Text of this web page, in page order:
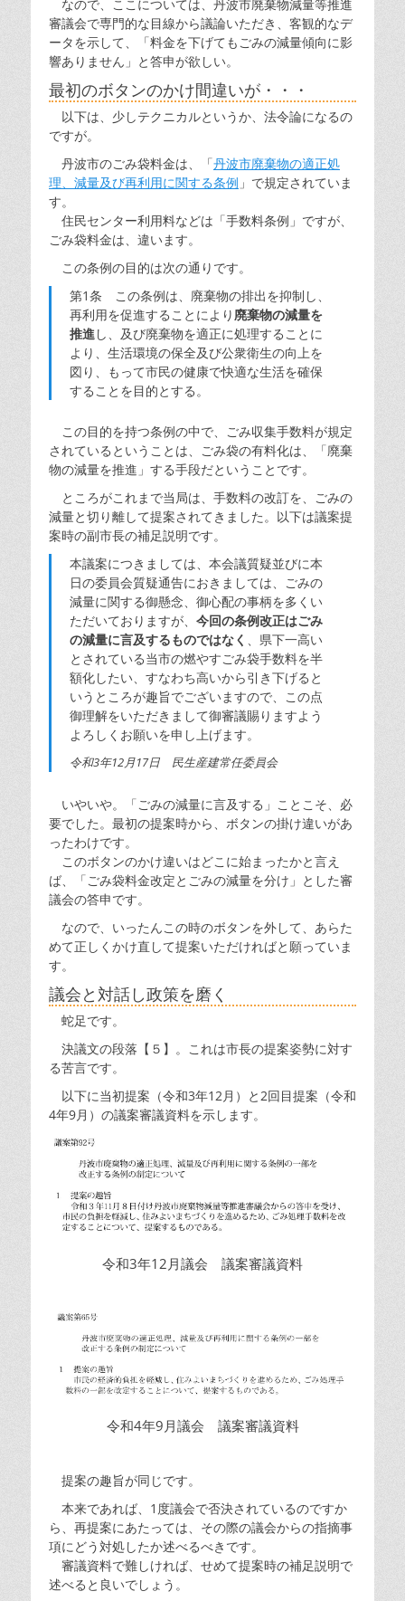
なので、ここについては、丹波市廃棄物減量等推進
審議会で専門的な目線から議論いただき、客観的なデ
ータを示して、「料金を下げてもごみの減量傾向に影
響ありません」と答申が欲しい。
最初のボタンのかけ間違いが・・・
以下は、少しテクニカルというか、法令論になるの
ですが。
丹波市のごみ袋料金は、「丹波市廃棄物の適正処
理、減量及び再利用に関する条例 」で規定されていま
す。
住民センター利用料などは「手数料条例」ですが、
ごみ袋料金は、違います。
この条例の目的は次の通りです。
第1条 この条例は、廃棄物の排出を抑制し、
再利用を促進することにより 廃棄物の減量を
推進 し、及び廃棄物を適正に処理することに
より、生活環境の保全及び公衆衛生の向上を
図り、もって市民の健康で快適な生活を確保
することを目的とする。
この目的を持つ条例の中で、ごみ収集手数料が規定
されているということは、ごみ袋の有料化は、「廃棄
物の減量を推進」する手段だということです。
ところがこれまで当局は、手数料の改訂を、ごみの
減量と切り離して提案されてきました。以下は議案提
案時の副市長の補足説明です。
本議案につきましては、本会議質疑並びに本
日の委員会質疑通告におきましては、ごみの
減量に関する御懸念、御心配の事柄を多くい
ただいておりますが、 今回の条例改正はごみ
の減量に言及するものではなく 、県下一高い
とされている当市の燃やすごみ袋手数料を半
額化したい、すなわち高いから引き下げると
いうところが趣旨でございますので、この点
御理解をいただきまして御審議賜りますよう
よろしくお願いを申し上げます。
令和3年12月17日 民生産建常任委員会
いやいや。「ごみの減量に言及する」ことこそ、必
要でした。最初の提案時から、ボタンの掛け違いがあ
ったわけです。
このボタンのかけ違いはどこに始まったかと言え
ば、「ごみ袋料金改定とごみの減量を分け」とした審
議会の答申です。
なので、いったんこの時のボタンを外して、あらた
めて正しくかけ直して提案いただければと願っていま
す。
議会と対話し政策を磨く
蛇足です。
決議文の段落【５】。これは市長の提案姿勢に対す
る苦言です。
以下に当初提案（令和3年12月）と2回目提案（令和
4年9月）の議案審議資料を示します。
令和3年12月議会 議案審議資料
令和4年9月議会 議案審議資料
提案の趣旨が同じです。
本来であれば、1度議会で否決されているのですか
ら、再提案にあたっては、その際の議会からの指摘事
項にどう対処したか述べるべきです。
審議資料で難しければ、せめて提案時の補足説明で
述べると良いでしょう。